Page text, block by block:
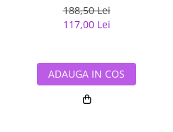
188,50 Lei
117,00 Lei
ADAUGA IN COS